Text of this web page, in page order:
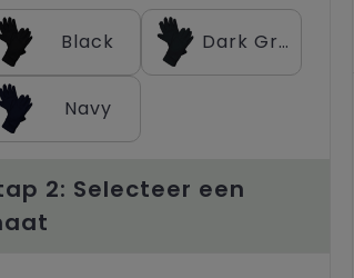
Black Dark Grey
Navy
2: Selecteer een